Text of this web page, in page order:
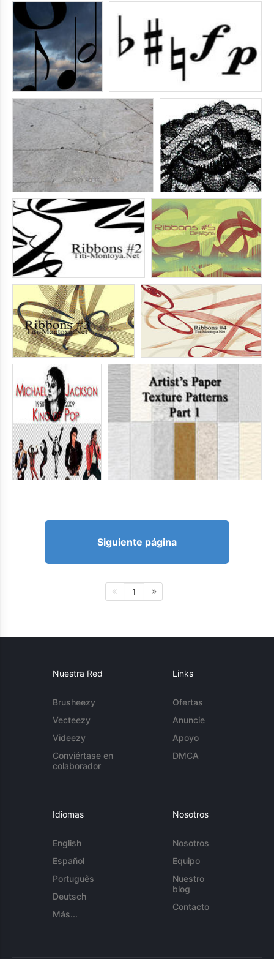
Siguiente página
1
Nuestra Red
Brusheezy
Vecteezy
Videezy
Conviértase en
colaborador
Links
Ofertas
Anuncie
Apoyo
DMCA
Idiomas
English
Español
Português
Deutsch
Más...
Nosotros
Nosotros
Equipo
Nuestro
blog
Contacto